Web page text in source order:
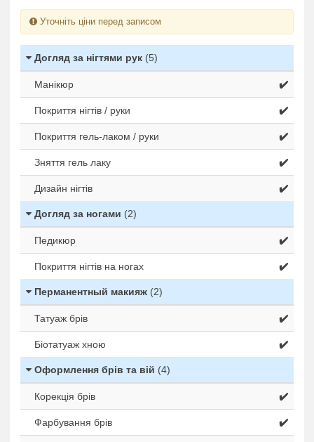
Уточніть ціни перед записом
Догляд за нігтями рук (5)
Манікюр ✔️
Покриття нігтів / руки ✔️
Покриття гель-лаком / руки ✔️
Зняття гель лаку ✔️
Дизайн нігтів ✔️
Догляд за ногами (2)
Педикюр ✔️
Покриття нігтів на ногах ✔️
Перманентный макияж (2)
Татуаж брів ✔️
Біотатуаж хною ✔️
Оформлення брів та вій (4)
Корекція брів ✔️
Фарбування брів ✔️